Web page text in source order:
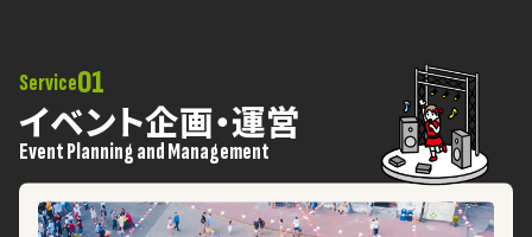
Service01
イベント企画・運営
Event Planning and Management